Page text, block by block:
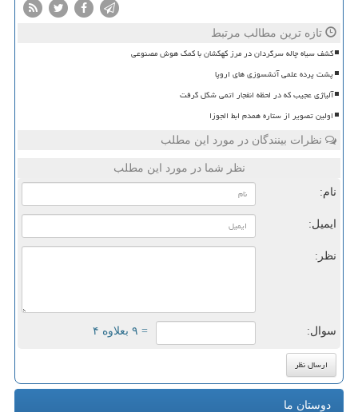
تازه ترین مطالب مرتبط
کشف سیاه چاله سرگردان در مرز کهکشان با کمک هوش مصنوعی
پشت پرده علمی آتشسوزی های اروپا
آلیاژی عجیب که در لحظه انفجار اتمی شکل گرفت
اولین تصویر از ستاره همدم ابط الجوزا
نظرات بینندگان در مورد این مطلب
نظر شما در مورد این مطلب
نام:
ایمیل:
نظر:
سوال: = ۹ بعلاوه ۴
دوستان ما